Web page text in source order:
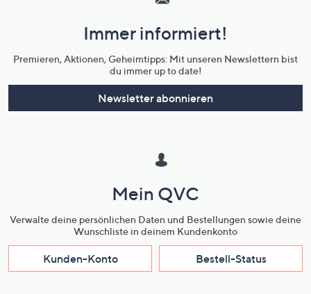
Unternehmensinformationen
Immer informiert!
Premieren, Aktionen, Geheimtipps: Mit unseren Newslettern bist
du immer up to date!
Newsletter abonnieren
Mein QVC
Verwalte deine persönlichen Daten und Bestellungen sowie deine
Wunschliste in deinem Kundenkonto
Kunden-Konto Bestell-Status